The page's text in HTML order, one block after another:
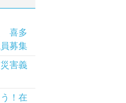
喜多
募集
害義
！在